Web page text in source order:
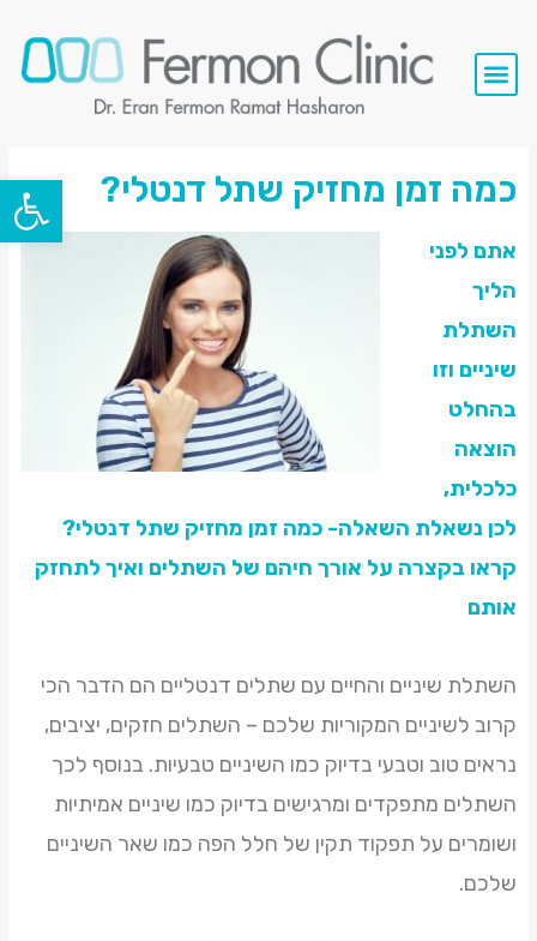
כמה זמן מחזיק שתל דנטלי?
אתם לפני
הליך
השתלת
שיניים וזו
בהחלט
הוצאה
כלכלית,
לכן נשאלת השאלה- כמה זמן מחזיק שתל דנטלי?
קראו בקצרה על אורך חיהם של השתלים ואיך לתחזק
אותם
השתלת שיניים והחיים עם שתלים דנטליים הם הדבר הכי
קרוב לשיניים המקוריות שלכם – השתלים חזקים, יציבים,
נראים טוב וטבעי בדיוק כמו השיניים טבעיות. בנוסף לכך
השתלים מתפקדים ומרגישים בדיוק כמו שיניים אמיתיות
ושומרים על תפקוד תקין של חלל הפה כמו שאר השיניים
שלכם.
פתח